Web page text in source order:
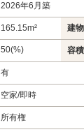
2026年6月築
165.15m² 建
50(%) 容
有
空家/即時
所有権